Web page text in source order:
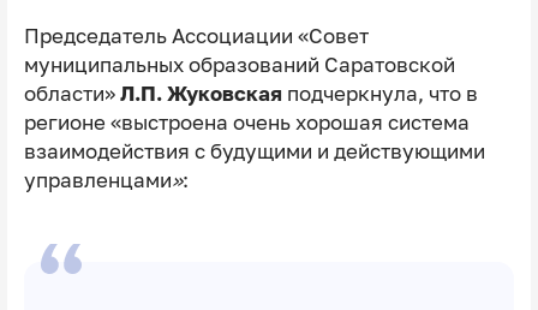
Председатель Ассоциации «Совет
муниципальных образований Саратовской
области» Л.П. Жуковская подчеркнула, что в
регионе «выстроена очень хорошая система
взаимодействия с будущими и действующими
управленцами»: